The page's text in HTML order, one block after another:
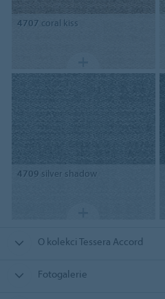
4707 coral kiss
4709 silver shadow
O kolekci Tessera Accord
Fotogalerie